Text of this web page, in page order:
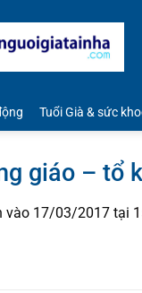
Tuổi Già & sức
giáo – tổ
vào 17/03/2017 tại